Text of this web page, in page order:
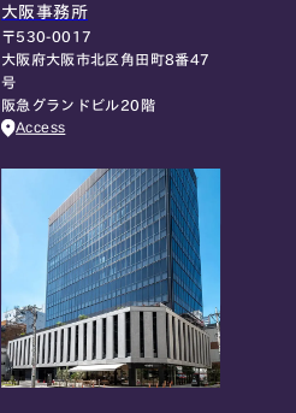
大阪事務所
〒530-0017
大阪府大阪市北区角田町8番47
号
阪急グランドビル20階
Access